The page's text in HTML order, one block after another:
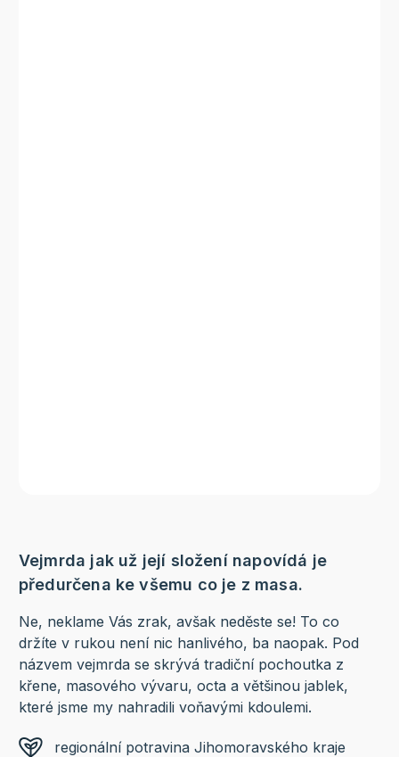
Vejmrda jak už její složení napovídá je
předurčena ke všemu co je z masa.
Ne, neklame Vás zrak, avšak neděste se! To co
držíte v rukou není nic hanlivého, ba naopak. Pod
názvem vejmrda se skrývá tradiční pochoutka z
křene, masového vývaru, octa a většinou jablek,
které jsme my nahradili voňavými kdoulemi.
regionální potravina Jihomoravského kraje